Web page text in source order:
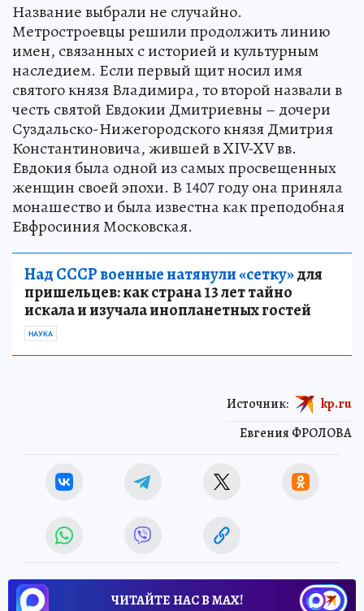
Название выбрали не случайно.
Метростроевцы решили продолжить линию
имен, связанных с историей и культурным
наследием. Если первый щит носил имя
святого князя Владимира, то второй назвали в
честь святой Евдокии Дмитриевны – дочери
Суздальско-Нижегородского князя Дмитрия
Константиновича, жившей в XIV-XV вв.
Евдокия была одной из самых просвещенных
женщин своей эпохи. В 1407 году она приняла
монашество и была известна как преподобная
Евфросиния Московская.
Над СССР военные натянули «сетку»для
пришельцев: как страна 13 лет тайно
искала и изучала инопланетных гостей
НАУКА
Евгения ФРОЛОВА
Источник: kp.ru
ЧИТАЙТЕ НАС В МАХ!